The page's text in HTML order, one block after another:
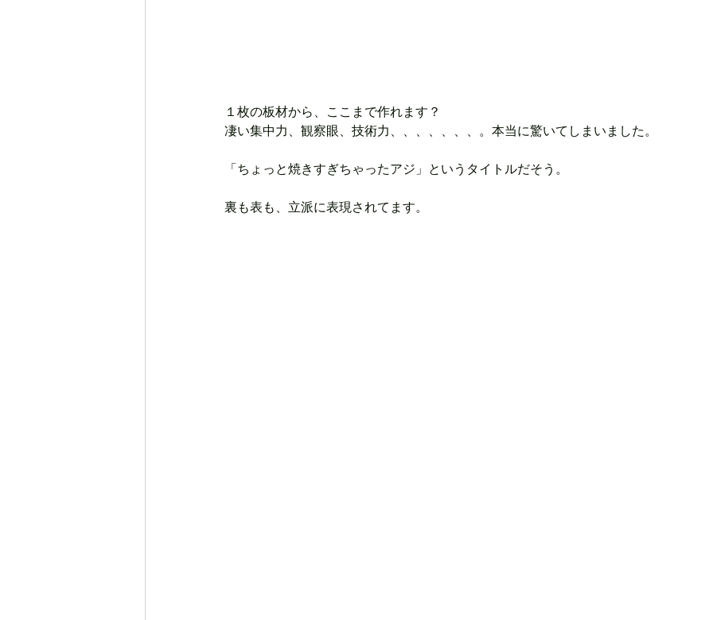
１枚の板材から、ここまで作れます？
凄い集中力、観察眼、技術力、、、、、、、。本当に驚いてしまいました。
「ちょっと焼きすぎちゃったアジ」というタイトルだそう。
裏も表も、立派に表現されてます。